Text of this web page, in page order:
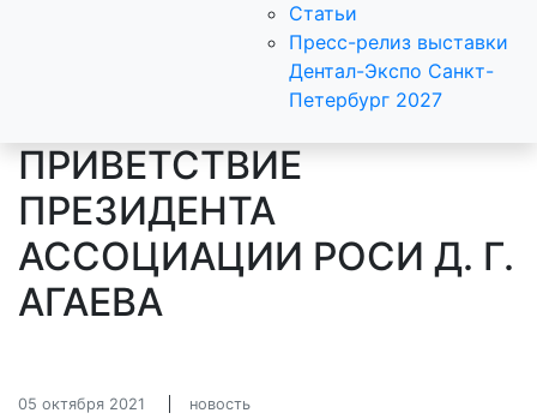
Статьи
Пресс-релиз выставки
Дентал-Экспо Санкт-
Петербург 2027
ПРИВЕТСТВИЕ
ПРЕЗИДЕНТА
АССОЦИАЦИИ РОСИ Д. Г.
АГАЕВА
05 октября 2021 новость